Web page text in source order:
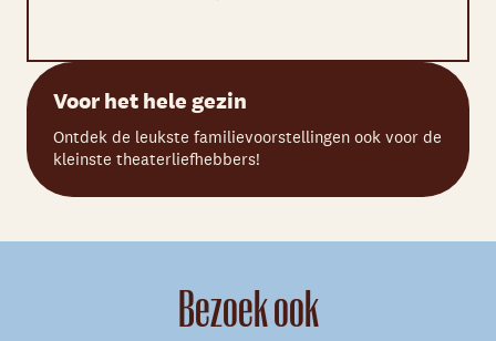
Voor het hele gezin
Ontdek de leukste familievoorstellingen ook voor de
kleinste theaterliefhebbers!
Bezoek ook